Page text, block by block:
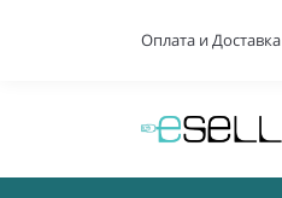
Оплата и Доставка